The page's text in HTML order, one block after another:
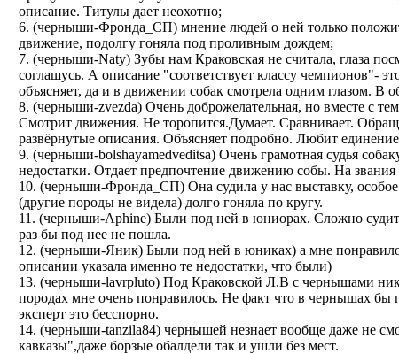
описание. Титулы дает неохотно;
6. (черныши-Фронда_СП) мнение людей о ней только
движение, подолгу гоняла под проливным дождем;
7. (черныши-Naty) Зубы нам Краковская не считала, глаза
соглашусь. А описание "соответствует классу чемпионов"-
объясняет, да и в движении собак смотрела одним глазом. В
8. (черныши-zvezda) Очень доброжелательная, но вместе с
Смотрит движения. Не торопится.Думает. Сравнивает.
развёрнутые описания. Объясняет подробно. Любит
9. (черныши-bolshayamedveditsa) Очень грамотная судья
недостатки. Отдает предпочтение движению собы. На звания
10. (черныши-Фронда_СП) Она судила у нас выставку,
(другие породы не видела) долго гоняла по кругу.
11. (черныши-Aphine) Были под ней в юниорах. Сложно
раз бы под нее не пошла.
12. (черныши-Яник) Были под ней в юниках) а мне
описании указала именно те недостатки, что были)
13. (черныши-lavrpluto) Под Краковской Л.В с чернышами
породах мне очень понравилось. Не факт что в чернышах
эксперт это бесспорно.
14. (черныши-tanzila84) чернышей незнает вообще даже не
кавказы",даже борзые обалдели так и ушли без мест.